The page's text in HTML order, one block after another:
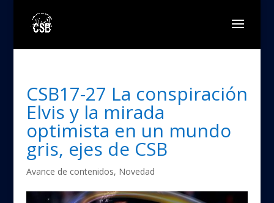
CSB17-27 La conspiración
Elvis y la mirada
optimista en un mundo
gris, ejes de CSB
Avance de contenidos, Novedad